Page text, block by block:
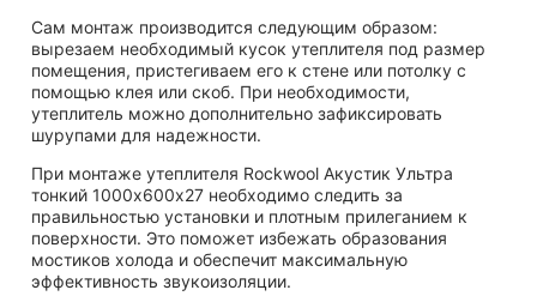
Сам монтаж производится следующим образом:
вырезаем необходимый кусок утеплителя под размер
помещения, пристегиваем его к стене или потолку с
помощью клея или скоб. При необходимости,
утеплитель можно дополнительно зафиксировать
шурупами для надежности.
При монтаже утеплителя Rockwool Акустик Ультра
тонкий 1000х600х27 необходимо следить за
правильностью установки и плотным прилеганием к
поверхности. Это поможет избежать образования
мостиков холода и обеспечит максимальную
эффективность звукоизоляции.